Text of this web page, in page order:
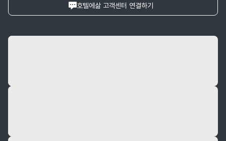
호텔에삶 고객센터 연결하기